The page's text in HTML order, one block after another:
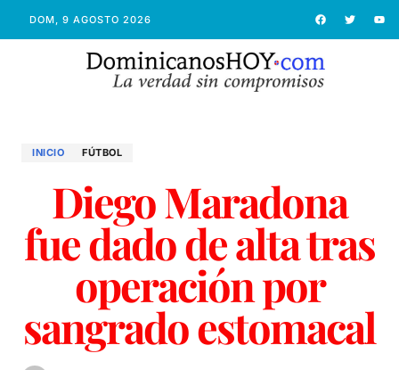
DOM, 9 AGOSTO 2026
INICIO FÚTBOL
Diego Maradona
fue dado de alta tras
operación por
sangrado estomacal